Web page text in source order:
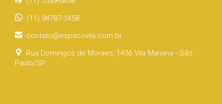
(11) 94787-3458
 contato@espacovila.com.br

Rua Domingos de Moraes, 1436 Vila Mariana - São
Paulo/SP